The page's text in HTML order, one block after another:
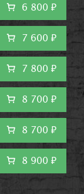
6 800 ₽
7 600 ₽
7 800 ₽
8 700 ₽
8 700 ₽
8 900 ₽